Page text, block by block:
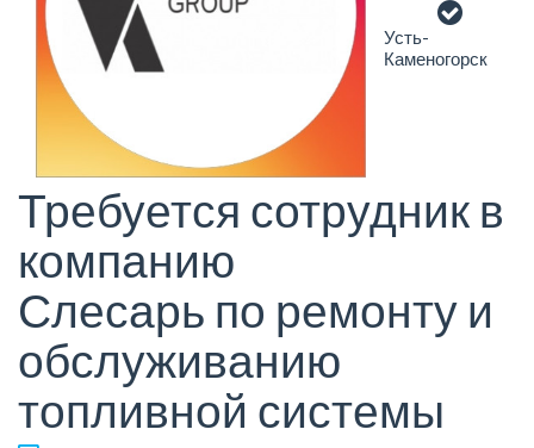
Усть-
Каменогорск
Требуется сотрудник в
компанию
Слесарь по ремонту и
обслуживанию
топливной системы